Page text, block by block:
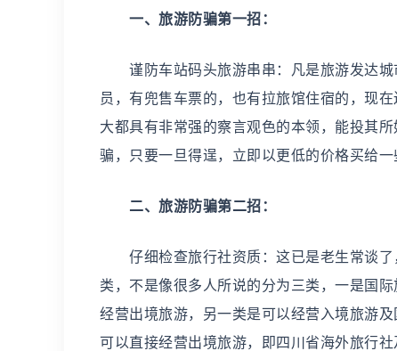
一、旅游防骗第一招：
谨防车站码头旅游串串：凡是旅游发达城
员，有兜售车票的，也有拉旅馆住宿的，现
大都具有非常强的察言观色的本领，能投其
骗，只要一旦得逞，立即以更低的价格买给一
二、旅游防骗第二招：
仔细检查旅行社资质：这已是老生常谈了
类，不是像很多人所说的分为三类，一是国
经营出境旅游，另一类是可以经营入境旅游
可以直接经营出境旅游，即四川省海外旅行